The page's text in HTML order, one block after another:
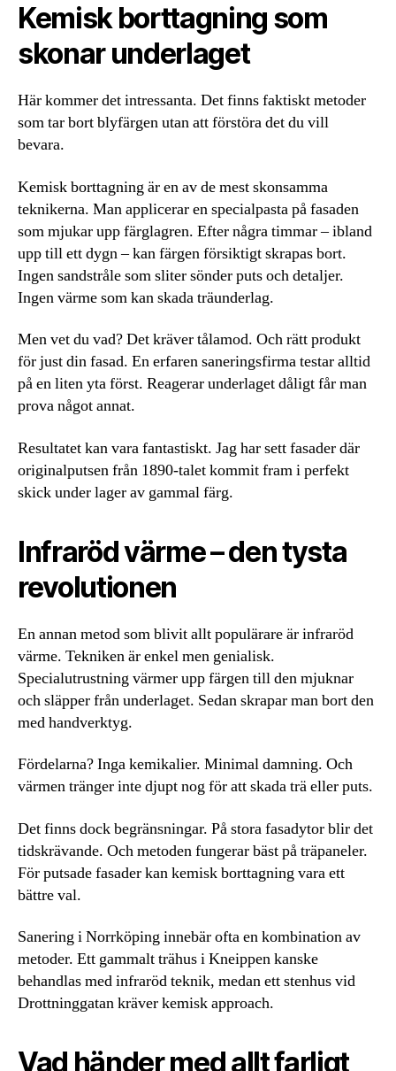
Kemisk borttagning som
skonar underlaget
Här kommer det intressanta. Det finns faktiskt metoder
som tar bort blyfärgen utan att förstöra det du vill
bevara.
Kemisk borttagning är en av de mest skonsamma
teknikerna. Man applicerar en specialpasta på fasaden
som mjukar upp färglagren. Efter några timmar – ibland
upp till ett dygn – kan färgen försiktigt skrapas bort.
Ingen sandstråle som sliter sönder puts och detaljer.
Ingen värme som kan skada träunderlag.
Men vet du vad? Det kräver tålamod. Och rätt produkt
för just din fasad. En erfaren saneringsfirma testar alltid
på en liten yta först. Reagerar underlaget dåligt får man
prova något annat.
Resultatet kan vara fantastiskt. Jag har sett fasader där
originalputsen från 1890-talet kommit fram i perfekt
skick under lager av gammal färg.
Infraröd värme – den tysta
revolutionen
En annan metod som blivit allt populärare är infraröd
värme. Tekniken är enkel men genialisk.
Specialutrustning värmer upp färgen till den mjuknar
och släpper från underlaget. Sedan skrapar man bort den
med handverktyg.
Fördelarna? Inga kemikalier. Minimal damning. Och
värmen tränger inte djupt nog för att skada trä eller puts.
Det finns dock begränsningar. På stora fasadytor blir det
tidskrävande. Och metoden fungerar bäst på träpaneler.
För putsade fasader kan kemisk borttagning vara ett
bättre val.
Sanering i Norrköping innebär ofta en kombination av
metoder. Ett gammalt trähus i Kneippen kanske
behandlas med infraröd teknik, medan ett stenhus vid
Drottninggatan kräver kemisk approach.
Vad händer med allt farligt